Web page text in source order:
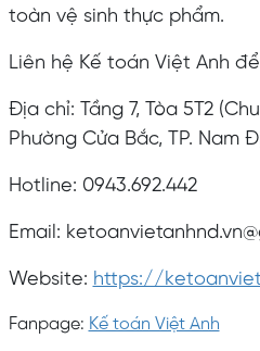
toàn vệ sinh thực phẩm.
Liên hệ Kế toán Việt Anh
Địa chỉ: Tầng 7, Tòa 5T2
Phường Cửa Bắc, TP. Nam
Hotline: 0943.692.442
Email:
Website: https://
Fanpage: Kế toán Việt Anh